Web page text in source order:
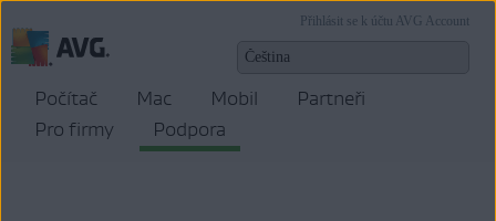
Přihlásit se k účtu AVG Account
Počítač Mac Mobil
Partneři
Pro firmy
Podpora